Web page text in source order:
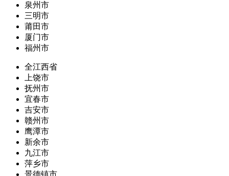
泉州市
三明市
莆田市
厦门市
福州市
全江西省
上饶市
抚州市
宜春市
吉安市
赣州市
鹰潭市
新余市
九江市
萍乡市
景德镇市